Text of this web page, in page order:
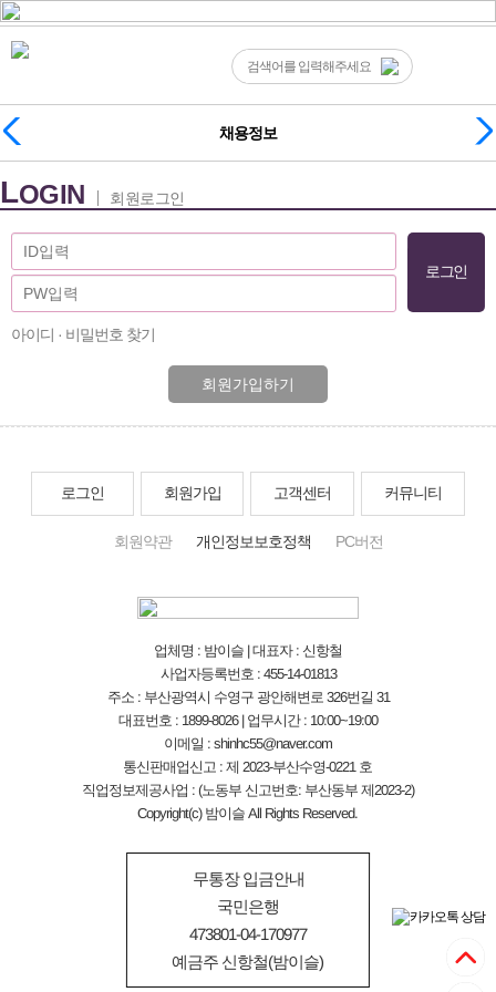
채용정보
LOGIN 회원로그인
아이디 · 비밀번호 찾기
회원가입하기
로그인 회원가입 고객센터 커뮤니티
회원약관 개인정보보호정책 PC버전
업체명 : 밤이슬 | 대표자 : 신항철
사업자등록번호 : 455-14-01813
주소 : 부산광역시 수영구 광안해변로 326번길 31
대표번호 : 1899-8026 | 업무시간 : 10:00~19:00
이메일 : shinhc55@naver.com
통신판매업신고 : 제 2023-부산수영-0221 호
직업정보제공사업 : (노동부 신고번호: 부산동부 제2023-2)
Copyright(c) 밤이슬 All Rights Reserved.
무통장 입금안내
국민은행
473801-04-170977
예금주 신항철(밤이슬)